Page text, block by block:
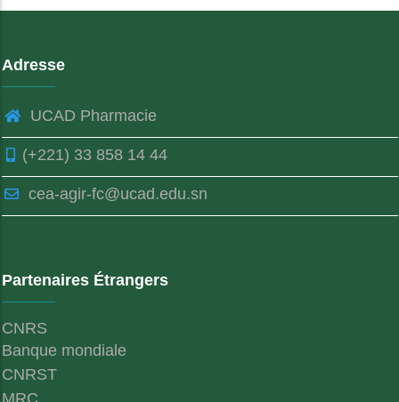
Adresse
UCAD Pharmacie
(+221) 33 858 14 44
cea-agir-fc@ucad.edu.sn
Partenaires Étrangers
CNRS
Banque mondiale
CNRST
MRC